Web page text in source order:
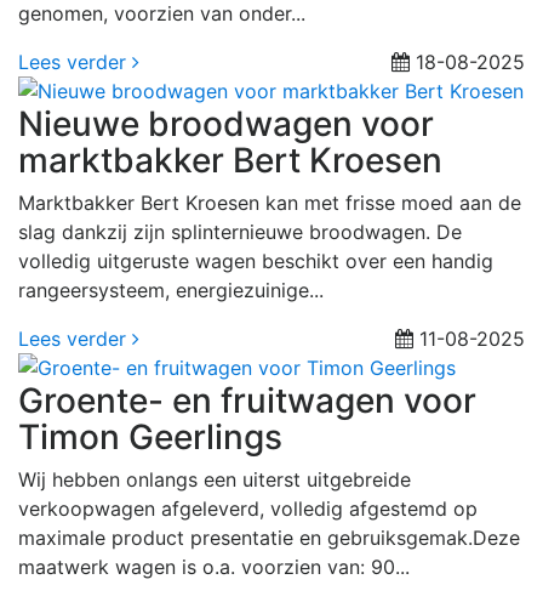
genomen, voorzien van onder...
Lees verder
18-08-2025
Nieuwe broodwagen voor
marktbakker Bert Kroesen
Marktbakker Bert Kroesen kan met frisse moed aan de
slag dankzij zijn splinternieuwe broodwagen. De
volledig uitgeruste wagen beschikt over een handig
rangeersysteem, energiezuinige...
Lees verder
11-08-2025
Groente- en fruitwagen voor
Timon Geerlings
Wij hebben onlangs een uiterst uitgebreide
verkoopwagen afgeleverd, volledig afgestemd op
maximale product presentatie en gebruiksgemak.Deze
maatwerk wagen is o.a. voorzien van: 90...